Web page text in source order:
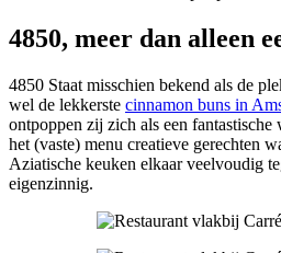
4850, meer dan alleen
4850 Staat misschien bekend als de
wel de lekkerste cinnamon buns in
ontpoppen zij zich als een
het (vaste) menu creatieve gerechten
Aziatische keuken elkaar veelvoudig
eigenzinnig.